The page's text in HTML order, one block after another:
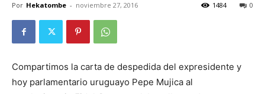
Por Hekatombe - noviembre 27, 2016 0
1484
Compartimos la carta de despedida del expresidente y
hoy parlamentario uruguayo Pepe Mujica al